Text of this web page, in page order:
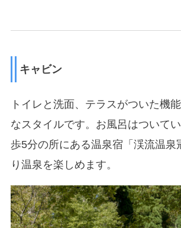
キャビン
トイレと洗面、テラスがついた機
なスタイルです。お風呂はついて
歩5分の所にある温泉宿「渓流温泉
り温泉を楽しめます。